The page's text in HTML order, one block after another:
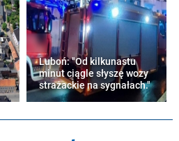
Luboń: "Od kilkunastu
minut ciągle słyszę wozy
strażackie na sygnałach."